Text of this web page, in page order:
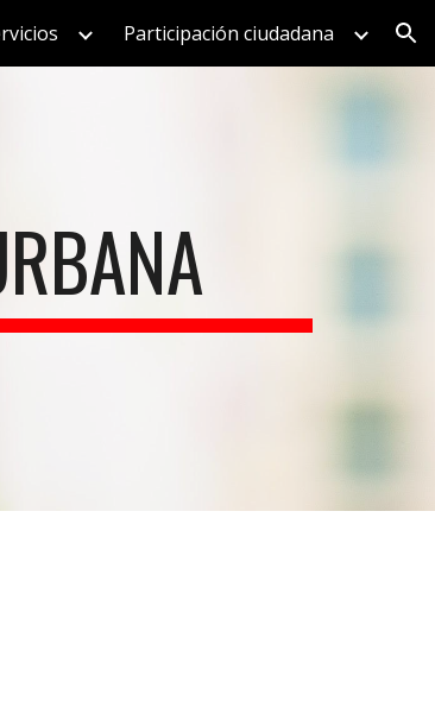
Participación ciudadana